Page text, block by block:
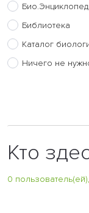
Библиотека
Каталог
Ничего не
Кто
0